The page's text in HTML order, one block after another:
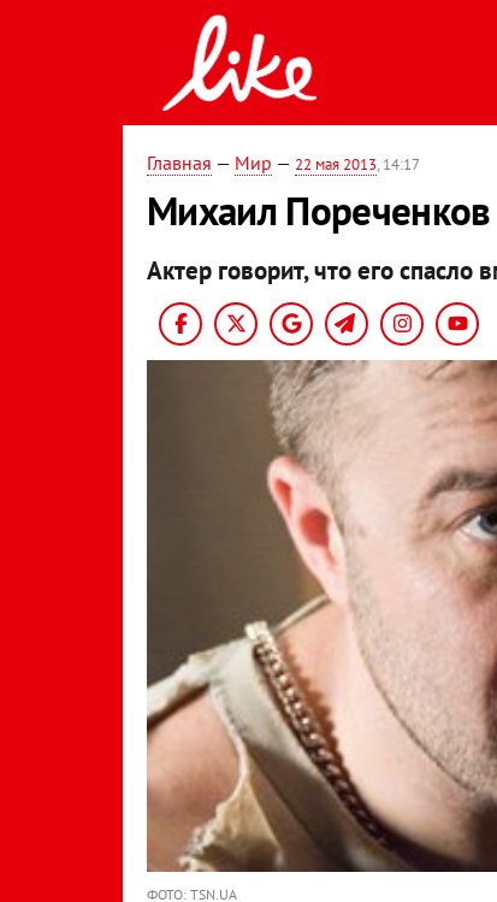
Главная — Мир — 22 мая 2013, 14:17
Михаил
Актер говорит, что его
ФОТО: TSN.UA